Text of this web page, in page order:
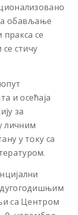
обављање
се
се стичу
и осећаја
за
личним
у току са
дугогодишњим
са Центром